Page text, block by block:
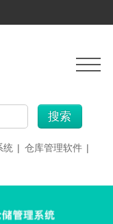
搜索
统 | 仓库管理软件 |